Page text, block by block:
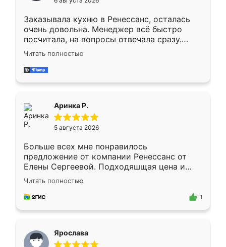
мебели буду заказывать только здесь.
Заказывала кухню в Ренессанс, осталась
очень довольна. Менеджер всё быстро
посчитала, на вопросы отвечала сразу.
Замерщик приехал в субботу, подошёл к
делу со всей ответственностью. Собрали
за день, ребята работали аккуратно, даже
Читать полностью
Аринка Р.
5 августа 2026
Больше всех мне понравилось
предложение от компании Ренессанс от
Елены Сергеевой. Подходяшщая цена и
короткие сроки изготовления. Приехавший
для замера сотрудник Владислав
предложил по моему эскизу самый
Читать полностью
1
Ярослава